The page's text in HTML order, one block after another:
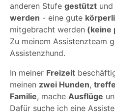
anderen Stufe gestützt und
werden - eine gute
mitgebracht werden (keine
Zu meinem Assistenzteam
Assistenzhund.
In meiner Freizeit
meinen zwei Hunden,
Familie, mache Ausflüge
Dafür suche ich eine